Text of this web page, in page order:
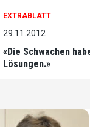
EXTRABLATT
29.11.2012
«Die Schwachen
Lösungen.»